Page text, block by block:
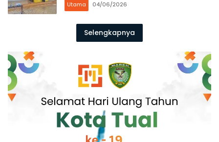
Utama 04/06/2026
Selengkapnya